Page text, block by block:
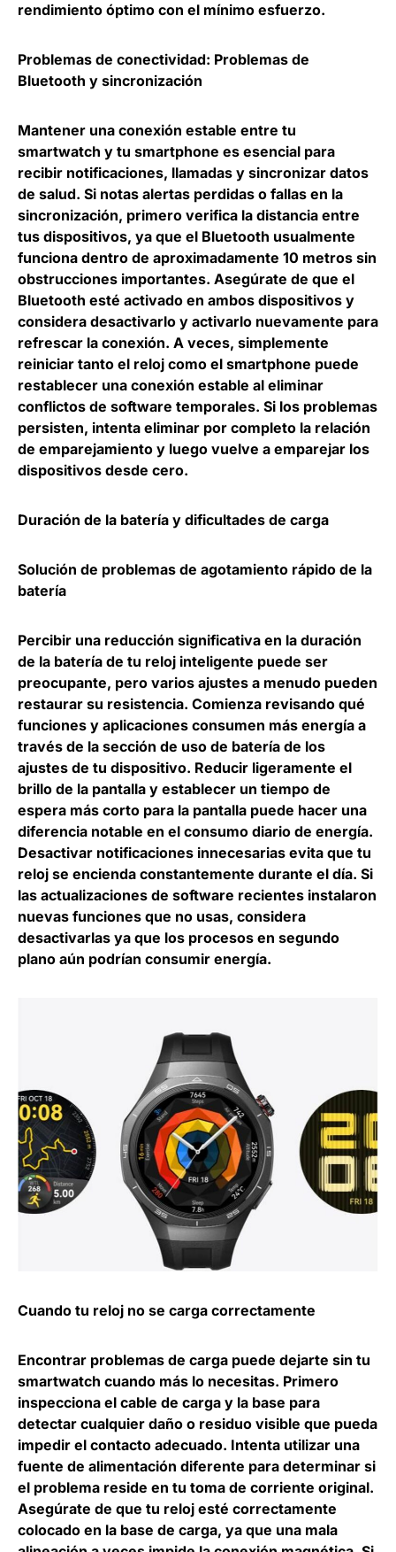
rendimiento óptimo con el mínimo esfuerzo.
Problemas de conectividad: Problemas de
Bluetooth y sincronización
Mantener una conexión estable entre tu
smartwatch y tu smartphone es esencial para
recibir notificaciones, llamadas y sincronizar datos
de salud. Si notas alertas perdidas o fallas en la
sincronización, primero verifica la distancia entre
tus dispositivos, ya que el Bluetooth usualmente
funciona dentro de aproximadamente 10 metros sin
obstrucciones importantes. Asegúrate de que el
Bluetooth esté activado en ambos dispositivos y
considera desactivarlo y activarlo nuevamente para
refrescar la conexión. A veces, simplemente
reiniciar tanto el reloj como el smartphone puede
restablecer una conexión estable al eliminar
conflictos de software temporales. Si los problemas
persisten, intenta eliminar por completo la relación
de emparejamiento y luego vuelve a emparejar los
dispositivos desde cero.
Duración de la batería y dificultades de carga
Solución de problemas de agotamiento rápido de la
batería
Percibir una reducción significativa en la duración
de la batería de tu reloj inteligente puede ser
preocupante, pero varios ajustes a menudo pueden
restaurar su resistencia. Comienza revisando qué
funciones y aplicaciones consumen más energía a
través de la sección de uso de batería de los
ajustes de tu dispositivo. Reducir ligeramente el
brillo de la pantalla y establecer un tiempo de
espera más corto para la pantalla puede hacer una
diferencia notable en el consumo diario de energía.
Desactivar notificaciones innecesarias evita que tu
reloj se encienda constantemente durante el día. Si
las actualizaciones de software recientes instalaron
nuevas funciones que no usas, considera
desactivarlas ya que los procesos en segundo
plano aún podrían consumir energía.
Cuando tu reloj no se carga correctamente
Encontrar problemas de carga puede dejarte sin tu
smartwatch cuando más lo necesitas. Primero
inspecciona el cable de carga y la base para
detectar cualquier daño o residuo visible que pueda
impedir el contacto adecuado. Intenta utilizar una
fuente de alimentación diferente para determinar si
el problema reside en tu toma de corriente original.
Asegúrate de que tu reloj esté correctamente
colocado en la base de carga, ya que una mala